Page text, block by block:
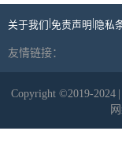
关于我们 免责声明 隐私
友情链接：
Copyright ©2019-2024